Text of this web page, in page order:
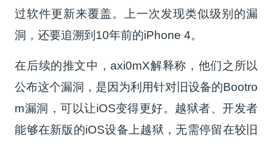
过软件更新来覆盖。上一次发现类似级别的漏
洞，还要追溯到10年前的iPhone 4。
在后续的推文中，axi0mX解释称，他们之所以
公布这个漏洞，是因为利用针对旧设备的Bootro
m漏洞，可以让iOS变得更好。越狱者、开发者
能够在新版的iOS设备上越狱，无需停留在较旧